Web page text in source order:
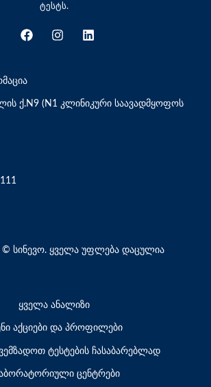
ტესტს.
ქ.N9 (N1 კლინიკური საავადმყოფოს
© სინევო. ყველა უფლება დაცულია
ყველა ანალიზი
აქციები და პროფილები
ტესტების ჩასაბარებლად
ცენტრები